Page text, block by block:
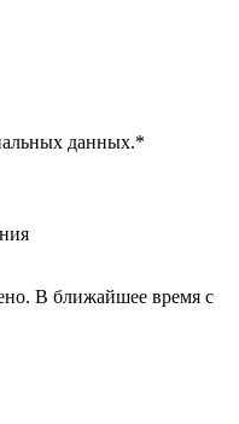
данных.*
В ближайшее время с